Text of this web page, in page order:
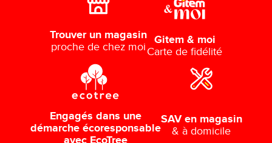
Trouver un magasin
proche de chez moi
Gitem & moi
Carte de fidélité
Engagés dans une
démarche écoresponsable
avec EcoTree
SAV en magasin
& à domicile